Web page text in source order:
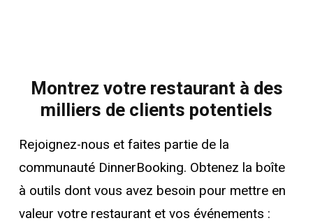
Montrez votre restaurant à des
milliers de clients potentiels
Rejoignez-nous et faites partie de la
communauté DinnerBooking. Obtenez la boîte
à outils dont vous avez besoin pour mettre en
valeur votre restaurant et vos événements :